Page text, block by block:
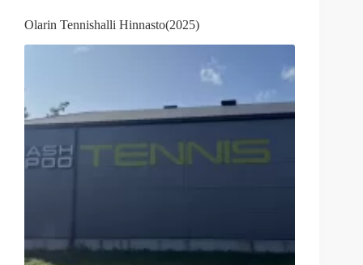
Olarin Tennishalli Hinnasto(2025)